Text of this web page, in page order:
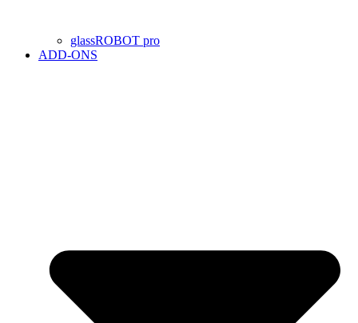
glassROBOT pro
ADD-ONS